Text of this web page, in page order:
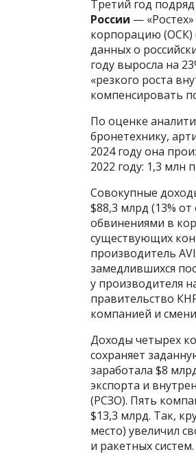
Третий год
России —
корпорацию (ОСК)
данных о
году выросла на
«резкого роста
компенсировать
По оценке
бронетехнику,
2024 году она
2022 году: 1,3 млн
Совокупные
$88,3 млрд (13%
обвинениями в
существующих
производитель
замедлившихся
у производителя
правительство
компанией и
Доходы четырех
сохраняет
заработала $8
экспорта и
(РСЗО). Пять
$13,3 млрд. Так,
место) увеличил
и ракетных систем.